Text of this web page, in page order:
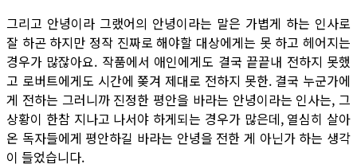
그리고 안녕이라 그랬어의 안녕이라는 말은 가볍게 하는 인사로
잘 하곤 하지만 정작 진짜로 해야할 대상에게는 못 하고 헤어지는
경우가 많잖아요. 작품에서 애인에게도 결국 끝끝내 전하지 못했
고 로버트에게도 시간에 쫒겨 제대로 전하지 못한. 결국 누군가에
게 전하는 그러니까 진정한 평안을 바라는 안녕이라는 인사는, 그
상황이 한참 지나고 나서야 하게되는 경우가 많은데, 열심히 살아
온 독자들에게 평안하길 바라는 안녕을 전한 게 아닌가 하는 생각
이 들었습니다.